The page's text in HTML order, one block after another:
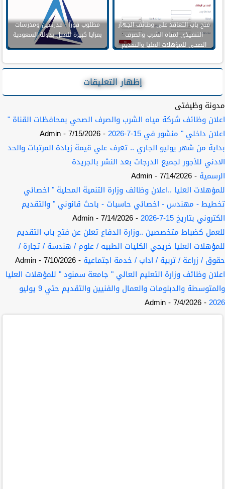
فتح باب التعاقد على وظائف الجهاز
التنفيذى لمياة الشرب والصرف
الصحى للمؤهلات العليا والتقديم
مطلوب فوراً - مدرسين ومدرسات
بمزايا كبيرة للعمل بدولة السعودية
إظهار التعليقات
مدونة وظيفتى
اعلان وظائف شركة مياه الشرب والصرف الصحي بمحافظات القناة "
اعلان داخلي " منشور في 15-7-2026
- 7/15/2026
- Admin
بداية من شهر يوليو الجاري .. تعرف علي قيمة زيادة المرتبات والحد
الادني للأجور لجميع الدرجات بعد النشر بالجريدة
الرسمية - 7/14/2026
- Admin
للمؤهلات العليا ..اعلان وظائف وزارة التنمية المحلية " اخصائي
تخطيط - مهندس - اخصائي حاسبات - باحث قانوني " والتقديم
الكتروني بتاريخ 15-7-2026
- 7/14/2026
- Admin
للعمل كضباط متخصصين ..وزارة الدفاع تعلن عن فتح باب التقديم
للمؤهلات العليا خريجي الكليات الطبيه / علوم / هندسة / تجارة /
حقوق / زراعة / تربية / اداب / خدمة اجتماعية - 7/10/2026
- Admin
اعلان وظائف وزارة التعليم العالي " جامعة سمنود " للمؤهلات العليا
والمتوسطة والدبلومات والعمال والفنيين والتقديم حتي 9 يوليو
2026
- 7/4/2026
- Admin